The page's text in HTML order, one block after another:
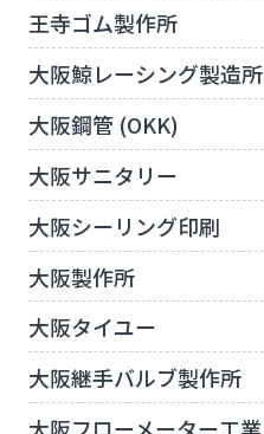
王寺ゴム製作所
大阪鯨レーシング製造所
大阪鋼管 (OKK)
大阪サニタリー
大阪シーリング印刷
大阪製作所
大阪タイユー
大阪継手バルブ製作所